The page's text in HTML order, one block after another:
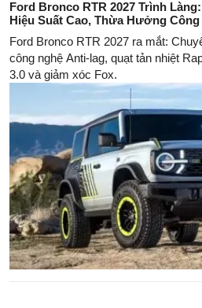
Ford Bronco RTR 2027 Trình
Hiệu Suất Cao, Thừa Hưởng
Ford Bronco RTR 2027 ra mắt:
công nghệ Anti-lag, quạt tản nhiệt
3.0 và giảm xóc Fox.